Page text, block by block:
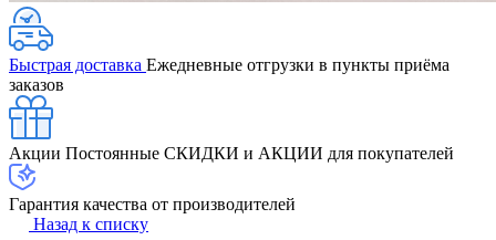
Быстрая доставка Ежедневные отгрузки в пункты приёма
заказов
Акции Постоянные СКИДКИ и АКЦИИ для покупателей
Гарантия качества от производителей
Назад к списку